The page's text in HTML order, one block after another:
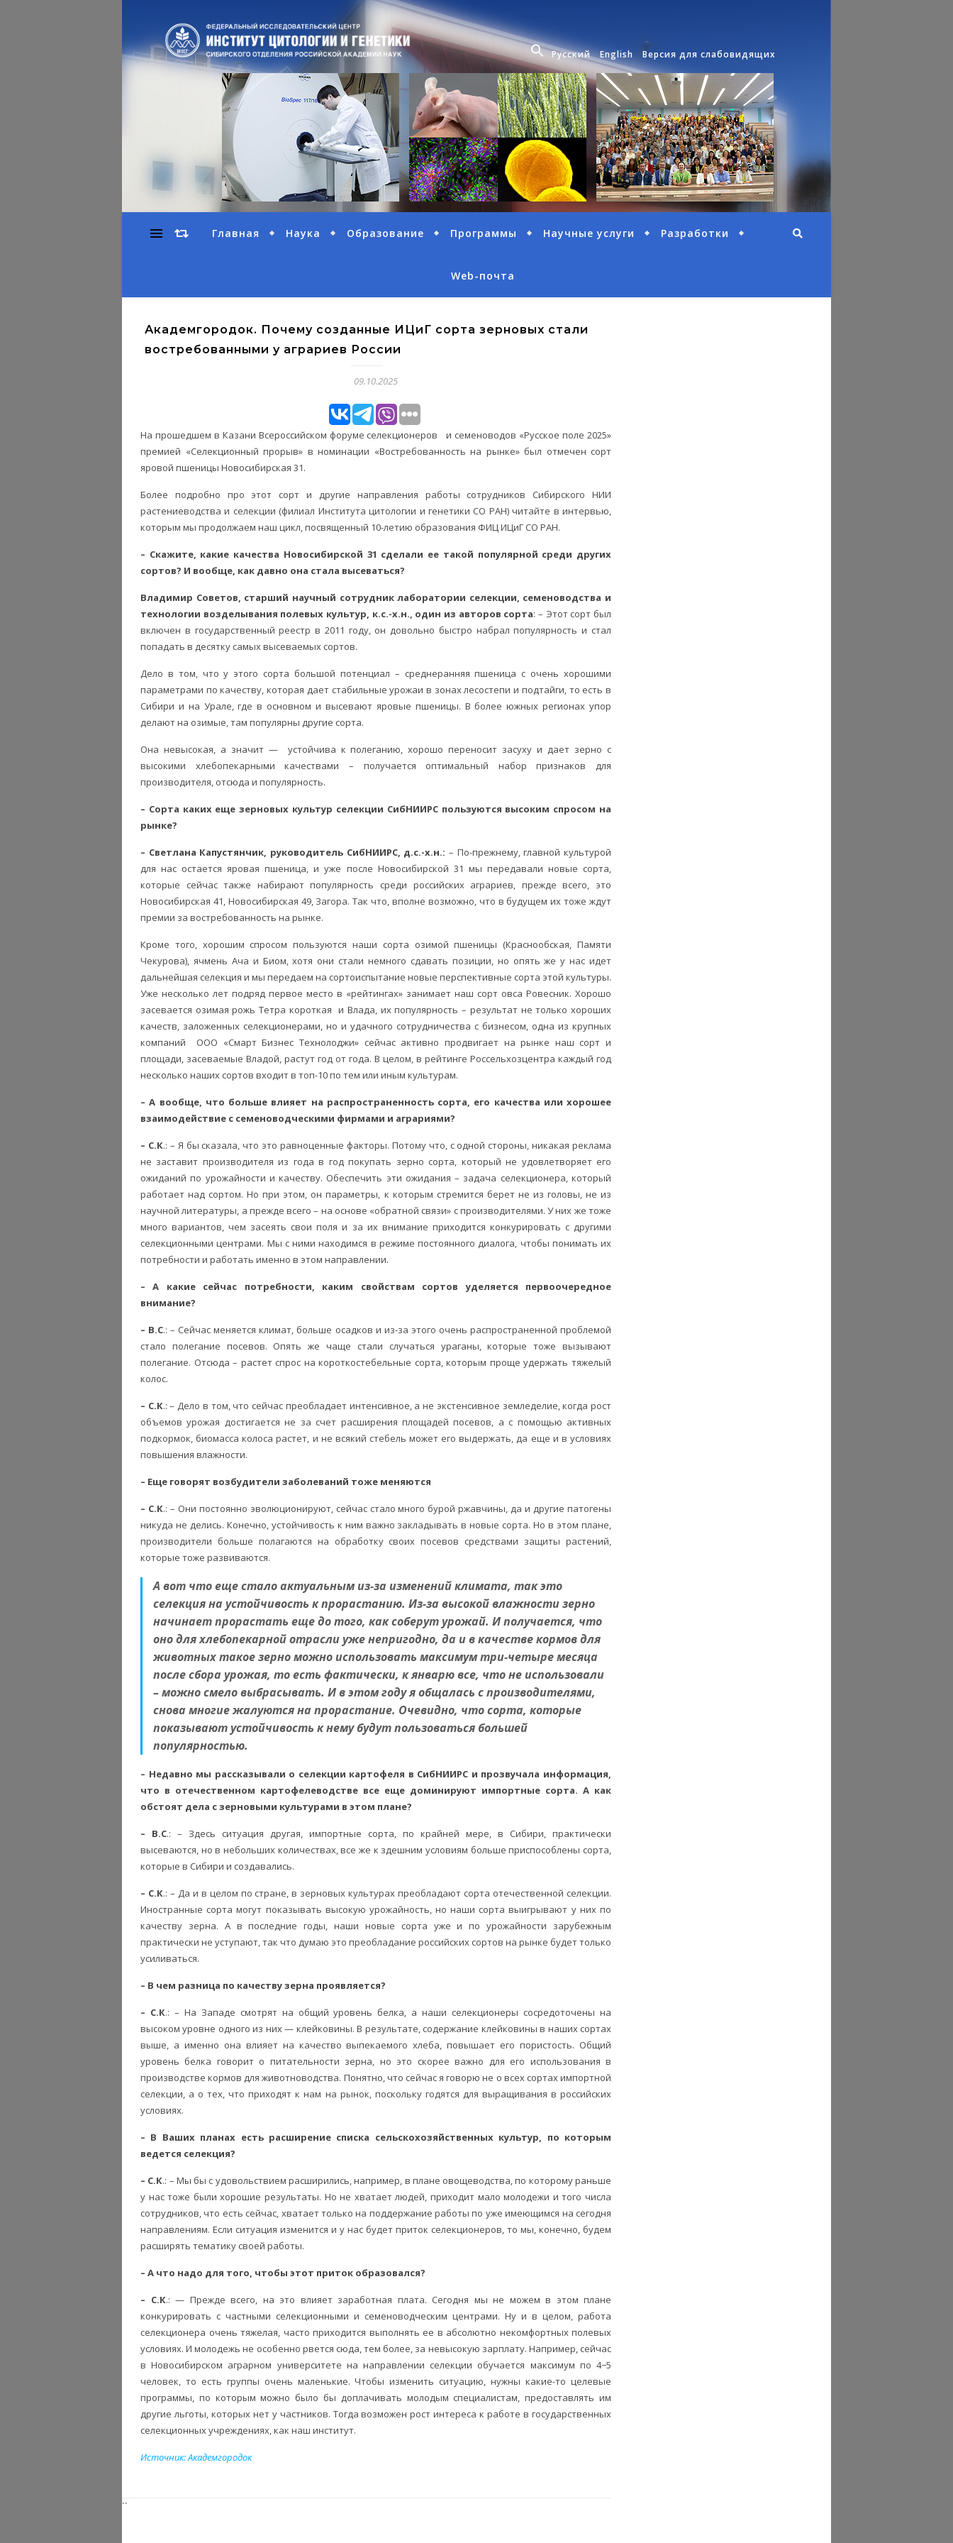
Русский English Версия для слабовидящих
Главная Наука Образование Программы Научные услуги Разработки
Web-почта
Академгородок. Почему созданные ИЦиГ сорта зерновых стали
востребованными у аграриев России
09.10.2025
На прошедшем в Казани Всероссийском форуме селекционеров и семеноводов «Русское поле 2025»
премией «Селекционный прорыв» в номинации «Востребованность на рынке» был отмечен сорт
яровой пшеницы Новосибирская 31.
Более подробно про этот сорт и другие направления работы сотрудников Сибирского НИИ
растениеводства и селекции (филиал Института цитологии и генетики СО РАН) читайте в интервью,
которым мы продолжаем наш цикл, посвященный 10-летию образования ФИЦ ИЦиГ СО РАН.
– Скажите, какие качества Новосибирской 31 сделали ее такой популярной среди других
сортов? И вообще, как давно она стала высеваться?
Владимир Советов, старший научный сотрудник лаборатории селекции, семеноводства и
технологии возделывания полевых культур, к.с.-х.н., один из авторов сорта: – Этот сорт был
включен в государственный реестр в 2011 году, он довольно быстро набрал популярность и стал
попадать в десятку самых высеваемых сортов.
Дело в том, что у этого сорта большой потенциал – среднеранняя пшеница с очень хорошими
параметрами по качеству, которая дает стабильные урожаи в зонах лесостепи и подтайги, то есть в
Сибири и на Урале, где в основном и высевают яровые пшеницы. В более южных регионах упор
делают на озимые, там популярны другие сорта.
Она невысокая, а значит — устойчива к полеганию, хорошо переносит засуху и дает зерно с
высокими хлебопекарными качествами – получается оптимальный набор признаков для
производителя, отсюда и популярность.
– Сорта каких еще зерновых культур селекции СибНИИРС пользуются высоким спросом на
рынке?
– Светлана Капустянчик, руководитель СибНИИРС, д.с.-х.н.: – По-прежнему, главной культурой
для нас остается яровая пшеница, и уже после Новосибирской 31 мы передавали новые сорта,
которые сейчас также набирают популярность среди российских аграриев, прежде всего, это
Новосибирская 41, Новосибирская 49, Загора. Так что, вполне возможно, что в будущем их тоже ждут
премии за востребованность на рынке.
Кроме того, хорошим спросом пользуются наши сорта озимой пшеницы (Краснообская, Памяти
Чекурова), ячмень Ача и Биом, хотя они стали немного сдавать позиции, но опять же у нас идет
дальнейшая селекция и мы передаем на сортоиспытание новые перспективные сорта этой культуры.
Уже несколько лет подряд первое место в «рейтингах» занимает наш сорт овса Ровесник. Хорошо
засевается озимая рожь Тетра короткая и Влада, их популярность – результат не только хороших
качеств, заложенных селекционерами, но и удачного сотрудничества с бизнесом, одна из крупных
компаний ООО «Смарт Бизнес Технолоджи» сейчас активно продвигает на рынке наш сорт и
площади, засеваемые Владой, растут год от года. В целом, в рейтинге Россельхозцентра каждый год
несколько наших сортов входит в топ-10 по тем или иным культурам.
– А вообще, что больше влияет на распространенность сорта, его качества или хорошее
взаимодействие с семеноводческими фирмами и аграриями?
– С.К.: – Я бы сказала, что это равноценные факторы. Потому что, с одной стороны, никакая реклама
не заставит производителя из года в год покупать зерно сорта, который не удовлетворяет его
ожиданий по урожайности и качеству. Обеспечить эти ожидания – задача селекционера, который
работает над сортом. Но при этом, он параметры, к которым стремится берет не из головы, не из
научной литературы, а прежде всего – на основе «обратной связи» с производителями. У них же тоже
много вариантов, чем засеять свои поля и за их внимание приходится конкурировать с другими
селекционными центрами. Мы с ними находимся в режиме постоянного диалога, чтобы понимать их
потребности и работать именно в этом направлении.
– А какие сейчас потребности, каким свойствам сортов уделяется первоочередное
внимание?
– В.С.: – Сейчас меняется климат, больше осадков и из-за этого очень распространенной проблемой
стало полегание посевов. Опять же чаще стали случаться ураганы, которые тоже вызывают
полегание. Отсюда – растет спрос на короткостебельные сорта, которым проще удержать тяжелый
колос.
– С.К.: – Дело в том, что сейчас преобладает интенсивное, а не экстенсивное земледелие, когда рост
объемов урожая достигается не за счет расширения площадей посевов, а с помощью активных
подкормок, биомасса колоса растет, и не всякий стебель может его выдержать, да еще и в условиях
повышения влажности.
– Еще говорят возбудители заболеваний тоже меняются
– С.К.: – Они постоянно эволюционируют, сейчас стало много бурой ржавчины, да и другие патогены
никуда не делись. Конечно, устойчивость к ним важно закладывать в новые сорта. Но в этом плане,
производители больше полагаются на обработку своих посевов средствами защиты растений,
которые тоже развиваются.
А вот что еще стало актуальным из-за изменений климата, так это
селекция на устойчивость к прорастанию. Из-за высокой влажности зерно
начинает прорастать еще до того, как соберут урожай. И получается, что
оно для хлебопекарной отрасли уже непригодно, да и в качестве кормов для
животных такое зерно можно использовать максимум три-четыре месяца
после сбора урожая, то есть фактически, к январю все, что не использовали
– можно смело выбрасывать. И в этом году я общалась с производителями,
снова многие жалуются на прорастание. Очевидно, что сорта, которые
показывают устойчивость к нему будут пользоваться большей
популярностью.
– Недавно мы рассказывали о селекции картофеля в СибНИИРС и прозвучала информация,
что в отечественном картофелеводстве все еще доминируют импортные сорта. А как
обстоят дела с зерновыми культурами в этом плане?
– В.С.: – Здесь ситуация другая, импортные сорта, по крайней мере, в Сибири, практически
высеваются, но в небольших количествах, все же к здешним условиям больше приспособлены сорта,
которые в Сибири и создавались.
– С.К.: – Да и в целом по стране, в зерновых культурах преобладают сорта отечественной селекции.
Иностранные сорта могут показывать высокую урожайность, но наши сорта выигрывают у них по
качеству зерна. А в последние годы, наши новые сорта уже и по урожайности зарубежным
практически не уступают, так что думаю это преобладание российских сортов на рынке будет только
усиливаться.
– В чем разница по качеству зерна проявляется?
– С.К.: – На Западе смотрят на общий уровень белка, а наши селекционеры сосредоточены на
высоком уровне одного из них — клейковины. В результате, содержание клейковины в наших сортах
выше, а именно она влияет на качество выпекаемого хлеба, повышает его пористость. Общий
уровень белка говорит о питательности зерна, но это скорее важно для его использования в
производстве кормов для животноводства. Понятно, что сейчас я говорю не о всех сортах импортной
селекции, а о тех, что приходят к нам на рынок, поскольку годятся для выращивания в российских
условиях.
– В Ваших планах есть расширение списка сельскохозяйственных культур, по которым
ведется селекция?
– С.К.: – Мы бы с удовольствием расширились, например, в плане овощеводства, по которому раньше
у нас тоже были хорошие результаты. Но не хватает людей, приходит мало молодежи и того числа
сотрудников, что есть сейчас, хватает только на поддержание работы по уже имеющимся на сегодня
направлениям. Если ситуация изменится и у нас будет приток селекционеров, то мы, конечно, будем
расширять тематику своей работы.
– А что надо для того, чтобы этот приток образовался?
– С.К.: — Прежде всего, на это влияет заработная плата. Сегодня мы не можем в этом плане
конкурировать с частными селекционными и семеноводческим центрами. Ну и в целом, работа
селекционера очень тяжелая, часто приходится выполнять ее в абсолютно некомфортных полевых
условиях. И молодежь не особенно рвется сюда, тем более, за невысокую зарплату. Например, сейчас
в Новосибирском аграрном университете на направлении селекции обучается максимум по 4−5
человек, то есть группы очень маленькие. Чтобы изменить ситуацию, нужны какие-то целевые
программы, по которым можно было бы доплачивать молодым специалистам, предоставлять им
другие льготы, которых нет у частников. Тогда возможен рост интереса к работе в государственных
селекционных учреждениях, как наш институт.
Источник: Академгородок
``